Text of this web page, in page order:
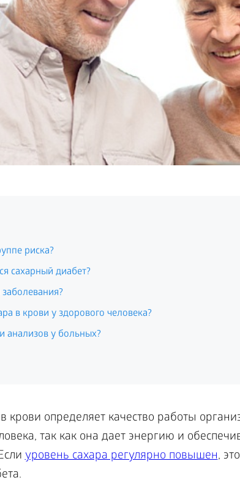
риска?
сахарный диабет?
в крови у здорового человека?
анализов у больных?
крови определяет качество работы
так как она дает энергию и
уровень сахара регулярно повышен,